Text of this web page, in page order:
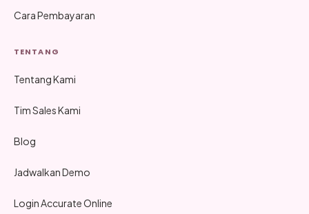
Cara Pembayaran
TENTANG
Tentang Kami
Tim Sales Kami
Blog
Jadwalkan Demo
Login Accurate Online